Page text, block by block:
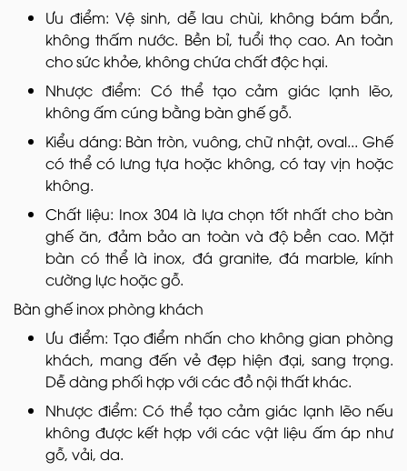
Ưu điểm: Vệ sinh, dễ lau chùi, không bám bẩn,
không thấm nước. Bền bỉ, tuổi thọ cao. An toàn
cho sức khỏe, không chứa chất độc hại.
Nhược điểm: Có thể tạo cảm giác lạnh lẽo,
không ấm cúng bằng bàn ghế gỗ.
Kiểu dáng: Bàn tròn, vuông, chữ nhật, oval... Ghế
có thể có lưng tựa hoặc không, có tay vịn hoặc
không.
Chất liệu: Inox 304 là lựa chọn tốt nhất cho bàn
ghế ăn, đảm bảo an toàn và độ bền cao. Mặt
bàn có thể là inox, đá granite, đá marble, kính
cường lực hoặc gỗ.
Bàn ghế inox phòng khách
Ưu điểm: Tạo điểm nhấn cho không gian phòng
khách, mang đến vẻ đẹp hiện đại, sang trọng.
Dễ dàng phối hợp với các đồ nội thất khác.
Nhược điểm: Có thể tạo cảm giác lạnh lẽo nếu
không được kết hợp với các vật liệu ấm áp như
gỗ, vải, da.